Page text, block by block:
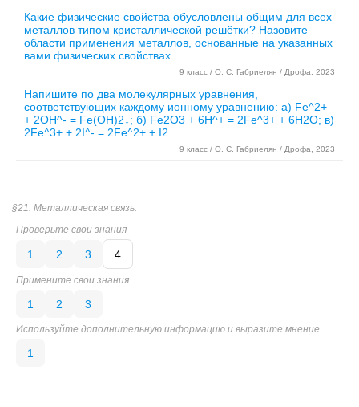
Какие физические свойства обусловлены общим для всех
металлов типом кристаллической решётки? Назовите
области применения металлов, основанные на указанных
вами физических свойствах.
9 класс / О. С. Габриелян / Дрофа, 2023
Напишите по два молекулярных уравнения,
соответствующих каждому ионному уравнению: а) Fe^2+
+ 2OH^- = Fe(OH)2↓; б) Fe2O3 + 6H^+ = 2Fe^3+ + 6H2O; в)
2Fe^3+ + 2I^- = 2Fe^2+ + I2.
9 класс / О. С. Габриелян / Дрофа, 2023
§21. Металлическая связь.
Проверьте свои знания
1 2 3 4
Примените свои знания
1 2 3
Используйте дополнительную информацию и выразите мнение
1